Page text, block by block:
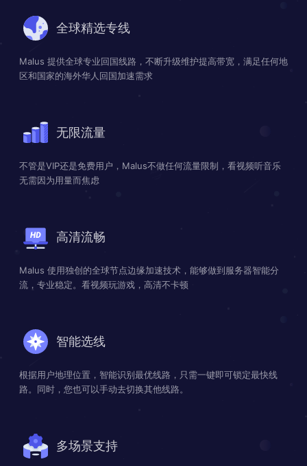
全球精选专线
Malus 提供全球专业回国线路，不断升级维护提高带宽，满足任何地
区和国家的海外华人回国加速需求
无限流量
不管是VIP还是免费用户，Malus不做任何流量限制，看视频听音乐
无需因为用量而焦虑
高清流畅
Malus 使用独创的全球节点边缘加速技术，能够做到服务器智能分
流，专业稳定。看视频玩游戏，高清不卡顿
智能选线
根据用户地理位置，智能识别最优线路，只需一键即可锁定最快线
路。同时，您也可以手动去切换其他线路。
多场景支持